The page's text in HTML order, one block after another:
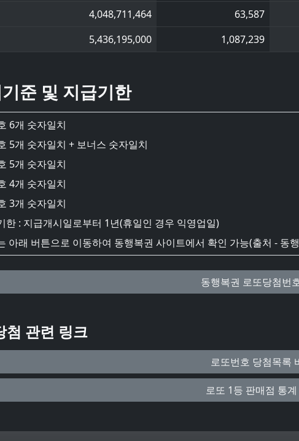
4,048,711,464 63,587
5,436,195,000 1,087,239
준 및 지급기한
6개 숫자일치
5개 숫자일치 + 보너스 숫자일치
5개 숫자일치
4개 숫자일치
3개 숫자일치
한 : 지급개시일로부터 1년(휴일인 경우 익영업일)
아래 버튼으로 이동하여 동행복권 사이트에서 확인 가능(출처 - 동
동행복권 로또당첨번
첨 관련 링크
로또번호 당첨목록
로또 1등 판매점 통